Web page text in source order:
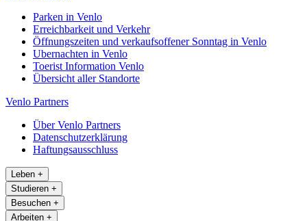
Parken in Venlo
Erreichbarkeit und Verkehr
Öffnungszeiten und verkaufsoffener Sonntag in Venlo
Ubernachten in Venlo
Toerist Information Venlo
Übersicht aller Standorte
Venlo Partners
Über Venlo Partners
Datenschutzerklärung
Haftungsausschluss
Leben +
Studieren +
Besuchen +
Arbeiten +